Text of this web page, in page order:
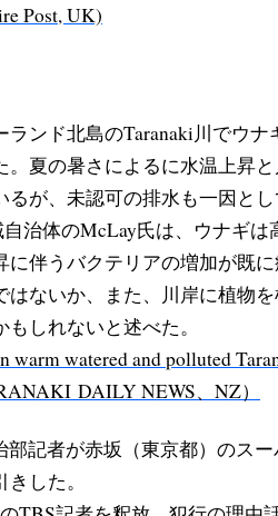
Post, UK)
ンド北島のTaranaki川でウナ
夏の暑さによるに水温上昇
るが、未認可の排水も一因と
自治体のMcLay氏は、ウナギは
に伴うバクテリアの増加が既
はないか、また、川岸に植物
も しれないと述べた。
warm watered and polluted
DAILY NEWS、NZ）
記者が赤坂（東京都）のス
きした。